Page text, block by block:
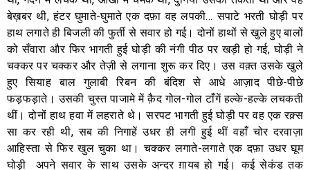
बेख़बर थी, हंटर घुमाते-घुमाते एक दफ़ा वह लपकी… सपाटे भरती घोड़ी पर
हाथ लगाते ही बिजली की फुर्ती से सवार हो गई। दोनों हाथों से खुले हुए बालों
को सँवारा और फिर भागती हुई घोड़ी की नंगी पीठ पर खड़ी हो गई, घोड़ी ने
चक्कर पर चक्कर और तेज़ी से लगाना शुरू कर दिए। उस वक़्त उसके खुले
हुए सियाह बाल गुलाबी रिबन की बंदिश से आधे आज़ाद पीछे-पीछे
फड़फड़ाते। उसकी चुस्त पाजामे में क़ैद गोल-गोल टाँगें हल्के-हल्के लचकती
थीं। दोनों हाथ हवा में लहराते थे। सरपट भागती हुई घोड़ी पर वह एक रक़्स
सा कर रही थी, सब की निगाहें उधर ही लगी हुई थीं वहाँ चोर दरवाज़ा
आहिस्ता से फिर खुल चुका था। चक्कर लगाते-लगाते एक दफ़ा उधर घूम
घोड़ी अपने सवार के साथ उसके अन्दर ग़ायब हो गई। कई सेकंड तक